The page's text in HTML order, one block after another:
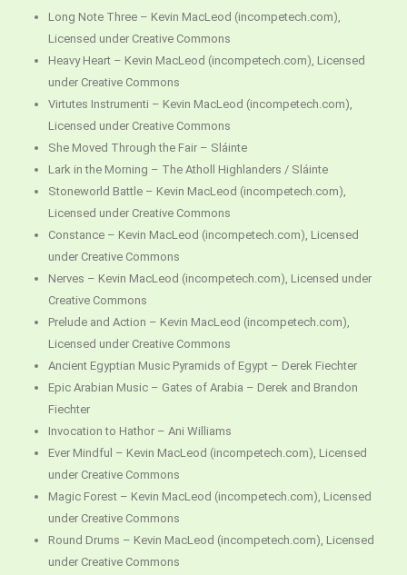
Long Note Three – Kevin MacLeod (incompetech.com),
Licensed under Creative Commons
Heavy Heart – Kevin MacLeod (incompetech.com), Licensed
under Creative Commons
Virtutes Instrumenti – Kevin MacLeod (incompetech.com),
Licensed under Creative Commons
She Moved Through the Fair – Sláinte
Lark in the Morning – The Atholl Highlanders / Sláinte
Stoneworld Battle – Kevin MacLeod (incompetech.com),
Licensed under Creative Commons
Constance – Kevin MacLeod (incompetech.com), Licensed
under Creative Commons
Nerves – Kevin MacLeod (incompetech.com), Licensed under
Creative Commons
Prelude and Action – Kevin MacLeod (incompetech.com),
Licensed under Creative Commons
Ancient Egyptian Music Pyramids of Egypt – Derek Fiechter
Epic Arabian Music – Gates of Arabia – Derek and Brandon
Fiechter
Invocation to Hathor – Ani Williams
Ever Mindful – Kevin MacLeod (incompetech.com), Licensed
under Creative Commons
Magic Forest – Kevin MacLeod (incompetech.com), Licensed
under Creative Commons
Round Drums – Kevin MacLeod (incompetech.com), Licensed
under Creative Commons